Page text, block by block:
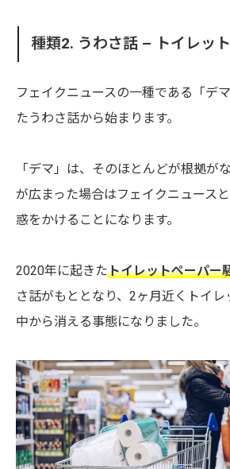
種類2. うわさ話 – トイレッ
フェイクニュースの一種である「デ
たうわさ話から始まります。
「デマ」は、そのほとんどが根拠が
が広まった場合はフェイクニュース
惑をかけることになります。
2020年に起きたトイレットペーパー
さ話がもととなり、2ヶ月近くトイ
中から消える事態になりました。